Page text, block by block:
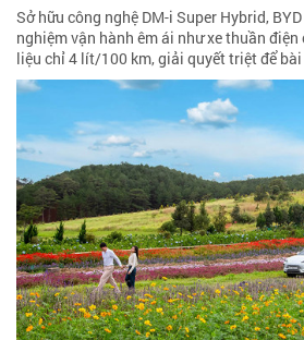
Sở hữu công nghệ DM-i Super Hybrid,
nghiệm vận hành êm ái như xe thuần
liệu chỉ 4 lít/100 km, giải quyết triệt để